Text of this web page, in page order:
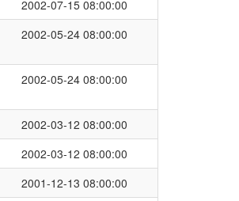
2002-07-15 08:00:00
2002-05-24 08:00:00
2002-05-24 08:00:00
2002-03-12 08:00:00
2002-03-12 08:00:00
2001-12-13 08:00:00